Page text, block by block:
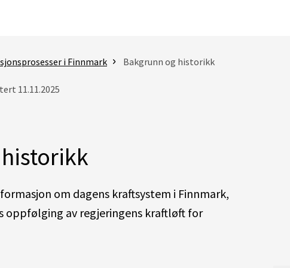
i Finnmark Bakgrunn og historikk
11.11.2025
om dagens kraftsystem i Finnmark,
oppfølging av regjeringens kraftløft for